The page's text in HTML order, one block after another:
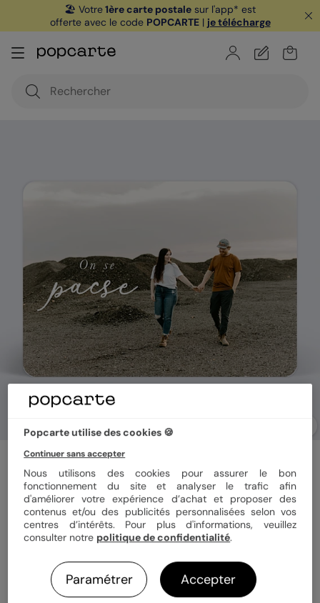
🏖️ Votre1ère carte postale sur l'app* est
offerte avec le code POPCARTE| je télécharge
Faire part pacs
Typographie Bohème
Format 12x17 cm
Papier Papier Satiné
Popcarte utilise des cookies 🍪
Continuer sans accepter
Nous utilisons des cookies pour assurer le bon
fonctionnement du site et analyser le trafic afin
d'améliorer votre expérience d’achat et proposer des
contenus et/ou des publicités personnalisées selon vos
centres d’intérêts. Pour plus d'informations, veuillez
consulter notre politique de confidentialité.
Paramétrer Accepter